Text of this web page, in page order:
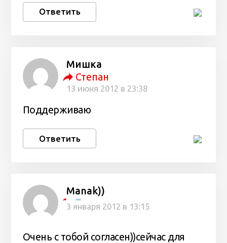
Ответить
Мишка
Степан
13 июня 2012 в 23:38
Поддерживаю
Ответить
Manak))
Alex
3 января 2012 в 13:15
Очень с тобой согласен))сейчас для